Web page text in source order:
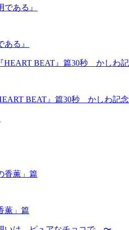
る』
BEAT』篇30秒 かしわ記念
薫」篇